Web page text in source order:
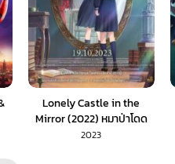
Lonely Castle in the
Mirror (2022) หมาป่าโดด
เดี่ยว ปราสาทเดียวดายใน
2023